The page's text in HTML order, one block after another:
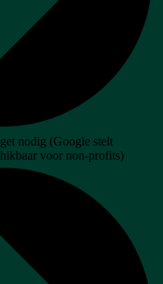
nodig (Google stelt
voor non-profits)